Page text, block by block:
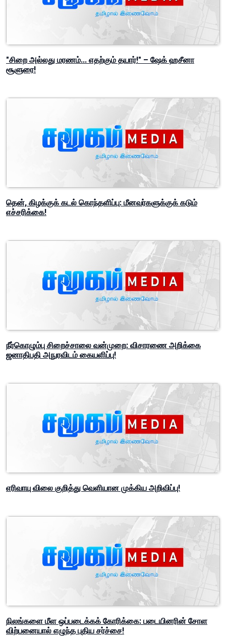
"சிறை அல்லது மரணம்... எதற்கும் தயார்!" – ஷேக் ஹசீனா
சூளுரை!
தென், கிழக்குக் கடல் கொந்தளிப்பு: மீனவர்களுக்குக் கடும்
எச்சரிக்கை!
நீர்கொழும்பு சிறைச்சாலை வன்முறை: விசாரணை அறிக்கை
ஜனாதிபதி அநுரவிடம் கையளிப்பு!
எரிவாயு விலை குறித்து வெளியான முக்கிய அறிவிப்பு!
நிலங்களை மீள ஒப்படைக்கக் கோரிக்கை: படையினரின் சோள
விற்பனையால் எழுந்த புதிய சர்ச்சை!